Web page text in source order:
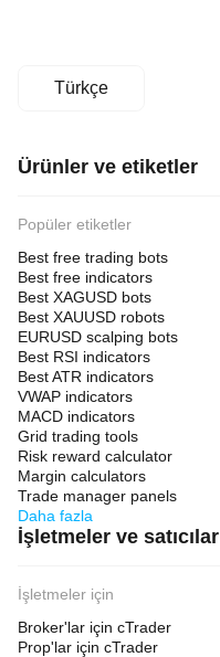
Türkçe
Ürünler ve etiketler
Popüler etiketler
Best free trading bots
Best free indicators
Best XAGUSD bots
Best XAUUSD robots
EURUSD scalping bots
Best RSI indicators
Best ATR indicators
VWAP indicators
MACD indicators
Grid trading tools
Risk reward calculator
Margin calculators
Trade manager panels
Daha fazla
İşletmeler ve satıcılar
İşletmeler için
Broker'lar için cTrader
Prop'lar için cTrader